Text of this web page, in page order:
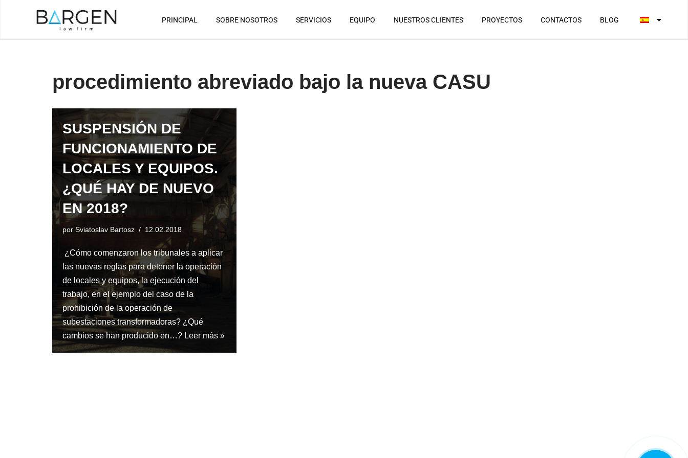
PRINCIPAL SOBRE NOSOTROS SERVICIOS EQUIPO NUESTROS CLIENTES PROYECTOS CONTACTOS BLOG
procedimiento abreviado bajo la nueva CASU
SUSPENSIÓN DE
FUNCIONAMIENTO DE
LOCALES Y EQUIPOS.
¿QUÉ HAY DE NUEVO
EN 2018?
por Sviatoslav Bartosz 12.02.2018
¿Cómo comenzaron los tribunales a aplicar
las nuevas reglas para detener la operación
de locales y equipos, la ejecución del
trabajo, en el ejemplo del caso de la
prohibición de la operación de
subestaciones transformadoras? ¿Qué
cambios se han producido en…? Leer más »